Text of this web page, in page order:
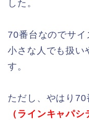
した。
70番台なのでサ
小さな人でも扱い
す。
ただし、やはり
（ラインキャパ